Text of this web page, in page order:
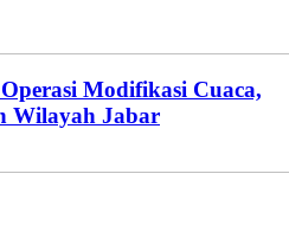
Modifikasi Cuaca,
Wilayah Jabar